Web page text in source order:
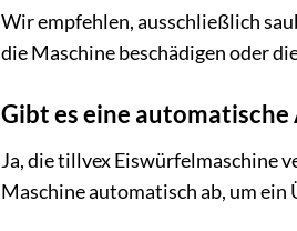
Wir empfehlen, ausschließlich
die Maschine beschädigen oder
Gibt es eine
Ja, die tillvex Eiswürfelmaschine
Maschine automatisch ab, um ein